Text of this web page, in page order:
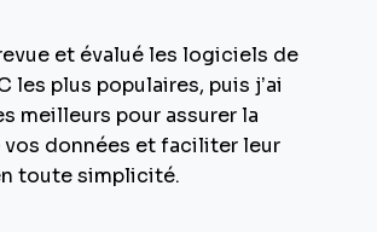
et évalué les logiciels de
les plus populaires, puis j’ai
meilleurs pour assurer la
données et faciliter leur
toute simplicité.